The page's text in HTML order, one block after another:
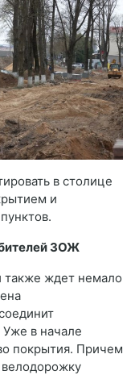
в столице
и
ЗОЖ
также ждет немало
в начале
покрытия. Причем